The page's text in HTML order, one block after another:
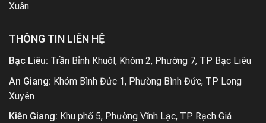
Xuân
THÔNG TIN LIÊN HỆ
Bạc Liêu: Trần Bỉnh Khuôl, Khóm 2, Phường 7, TP Bạc Liêu
An Giang: Khóm Bình Đức 1, Phường Bình Đức, TP Long
Xuyên
Kiên Giang: Khu phố 5, Phường Vĩnh Lạc, TP Rạch Giá